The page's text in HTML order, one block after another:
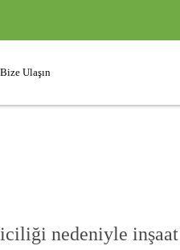
Bize Ulaşın
nedeniyle inşaat